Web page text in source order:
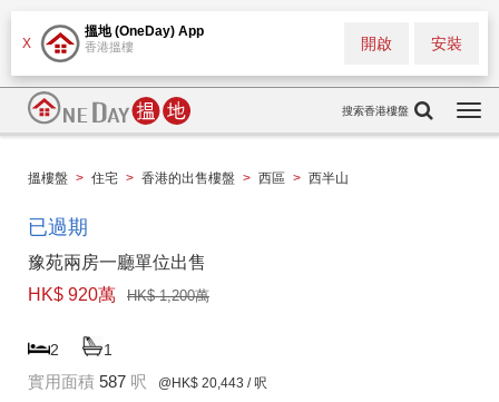
X
搵地 (OneDay) App
香港搵樓 安裝
開啟
搜索香港樓盤
搵樓盤 > 住宅 > 香港的出售樓盤 > 西區 > 西半山
已過期
豫苑兩房一廳單位出售
HK$ 920萬
HK$ 1,200萬
2 1
實用面積 587 呎 @HK$ 20,443 / 呎